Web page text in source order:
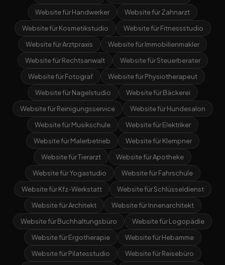
Website für Handwerker
Website für Zahnarzt
Website für Kosmetikstudio
Website für Fitnessstudio
Website für Arztpraxis
Website für Immobilienmakler
Website für Rechtsanwalt
Website für Steuerberater
Website für Fotograf
Website für Physiotherapeut
Website für Nagelstudio
Website für Bäckerei
Website für Reinigungsservice
Website für Hundesalon
Website für Musikschule
Website für Elektriker
Website für Malerbetrieb
Website für Klempner
Website für Tierarzt
Website für Apotheke
Website für Yogastudio
Website für Fahrschule
Website für Kfz-Werkstatt
Website für Schlüsseldienst
Website für Architekt
Website für Innenarchitekt
Website für Buchhaltungsbüro
Website für Logopädie
Website für Ergotherapie
Website für Hebamme
Website für Pilatesstudio
Website für Reisebüro